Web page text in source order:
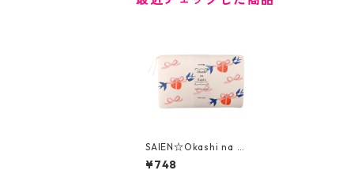
SAIEN☆Okashi na Ka
ishi☆懐紙☆Brought
by a swallow（353
¥748